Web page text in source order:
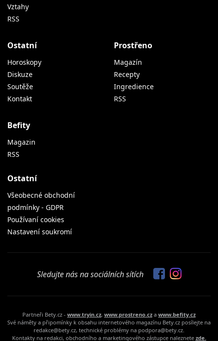
Vztahy
RSS
Ostatní
Horoskopy
Diskuze
Soutěže
Kontakt
Prostřeno
Magazín
Recepty
Ingredience
RSS
Befity
Magazin
RSS
Ostatní
Všeobecné obchodní
podmínky - GDPR
Používaní cookies
Nastavení soukromí
Sledujte nás na sociálních sítích
Partneři Bety.cz - www.tryin.cz, www.prostreno.cz a www.befity.cz
Své náměty a připomínky k obsahu internetového magazínu Bety.cz posílejte na
redakce@bety.cz, technické problémy na podpora@bety.cz.
Kontakty na redakci, obchodního a marketingového zástupce naleznete zde.